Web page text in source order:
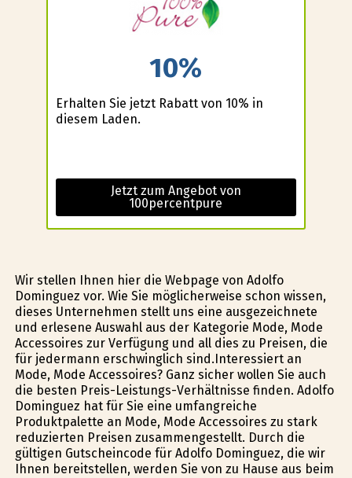
10%
Erhalten Sie jetzt Rabatt von 10% in
diesem Laden.
Jetzt zum Angebot von
100percentpure
Wir stellen Ihnen hier die Webpage von Adolfo
Dominguez vor. Wie Sie möglicherweise schon wissen,
dieses Unternehmen stellt uns eine ausgezeichnete
und erlesene Auswahl aus der Kategorie Mode, Mode
Accessoires zur Verfügung und all dies zu Preisen, die
für jedermann erschwinglich sind.Interessiert an
Mode, Mode Accessoires? Ganz sicher wollen Sie auch
die besten Preis-Leistungs-Verhältnisse finden. Adolfo
Dominguez hat für Sie eine umfangreiche
Produktpalette an Mode, Mode Accessoires zu stark
reduzierten Preisen zusammengestellt. Durch die
gültigen Gutscheincode für Adolfo Dominguez, die wir
Ihnen bereitstellen, werden Sie von zu Hause aus beim